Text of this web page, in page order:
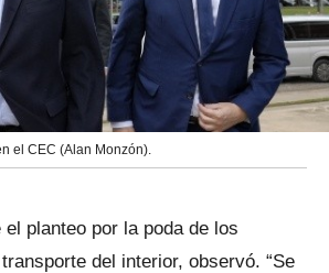
el CEC (Alan Monzón).
planteo por la poda de los
del interior, observó. “Se